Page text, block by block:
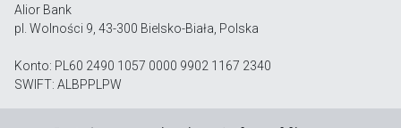
Alior Bank
pl. Wolności 9, 43-300 Bielsko-Biała, Polska
Konto: PL60 2490 1057 0000 9902 1167 2340
SWIFT: ALBPPLPW